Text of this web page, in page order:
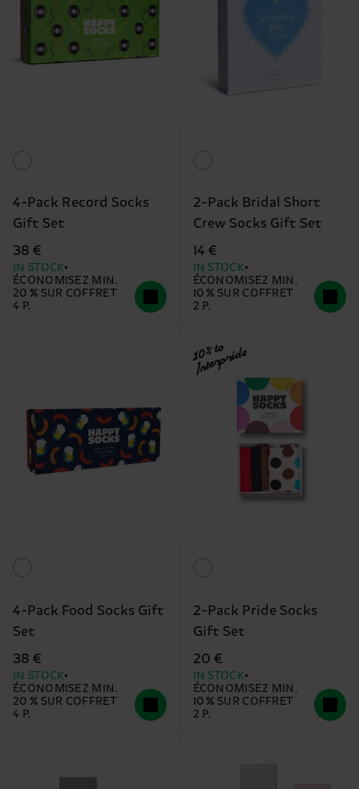
4-Pack Record Socks
Gift Set
38 €
IN STOCK
ÉCONOMISEZ MIN.
20 % SUR COFFRET
4 P.
2-Pack Bridal Short
Crew Socks Gift Set
14 €
IN STOCK
ÉCONOMISEZ MIN.
10 % SUR COFFRET
2 P.
4-Pack Food Socks Gift
Set
38 €
IN STOCK
ÉCONOMISEZ MIN.
20 % SUR COFFRET
4 P.
10% to
Interpride
2-Pack Pride Socks
Gift Set
20 €
IN STOCK
ÉCONOMISEZ MIN.
10 % SUR COFFRET
2 P.